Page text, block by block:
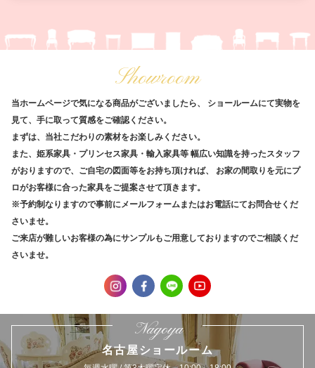
Showroom
当ホームページで気になる商品がございましたら、
ショールームにて実物を
見て、手に取って質感をご確認ください。
まずは、当社こだわりの素材をお楽しみください。
また、姫系家具・プリンセス家具・輸入家具等 幅広い知識を持ったスタッフ
がおりますので、ご自宅の図面等をお持ち頂ければ、
お家の間取りを元にプ
ロがお客様に合った家具をご提案させて頂きます。
※予約制なりますので事前にメールフォームまたはお電話にてお問合せくだ
さいませ。
ご来店が難しいお客様の為にサンプルもご用意しておりますのでご相談くだ
さいませ。
Nagoya
名古屋ショールーム